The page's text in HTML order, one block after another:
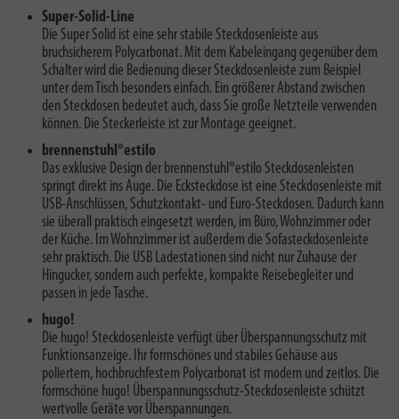
Super-Solid-Line
Die Super Solid ist eine sehr stabile Steckdosenleiste aus
bruchsicherem Polycarbonat. Mit dem Kabeleingang gegenüber dem
Schalter wird die Bedienung dieser Steckdosenleiste zum Beispiel
unter dem Tisch besonders einfach. Ein größerer Abstand zwischen
den Steckdosen bedeutet auch, dass Sie große Netzteile verwenden
können. Die Steckerleiste ist zur Montage geeignet.
brennenstuhl®estilo
Das exklusive Design der brennenstuhl®estilo Steckdosenleisten
springt direkt ins Auge. Die Ecksteckdose ist eine Steckdosenleiste mit
USB-Anschlüssen, Schutzkontakt- und Euro-Steckdosen. Dadurch kann
sie überall praktisch eingesetzt werden, im Büro, Wohnzimmer oder
der Küche. Im Wohnzimmer ist außerdem die Sofasteckdosenleiste
sehr praktisch. Die USB Ladestationen sind nicht nur Zuhause der
Hingucker, sondern auch perfekte, kompakte Reisebegleiter und
passen in jede Tasche.
hugo!
Die hugo! Steckdosenleiste verfügt über Überspannungsschutz mit
Funktionsanzeige. Ihr formschönes und stabiles Gehäuse aus
poliertem, hochbruchfestem Polycarbonat ist modern und zeitlos. Die
formschöne hugo! Überspannungsschutz-Steckdosenleiste schützt
wertvolle Geräte vor Überspannungen.